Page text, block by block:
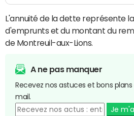
L'annuité de la dette représente
d'emprunts et du montant du
de Montreuil-aux-Lions.
A ne pas manquer
Recevez nos astuces et bons
mail.
Je